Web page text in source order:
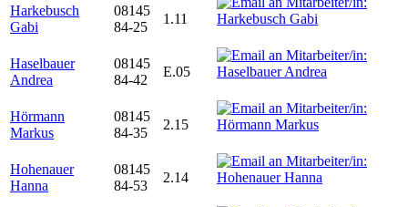
Harkebusch
Gabi
08145
84-25
1.11
Haselbauer
Andrea
08145
84-42
E.05
Hörmann
Markus
08145
84-35
2.15
Hohenauer
Hanna
08145
84-53
2.14